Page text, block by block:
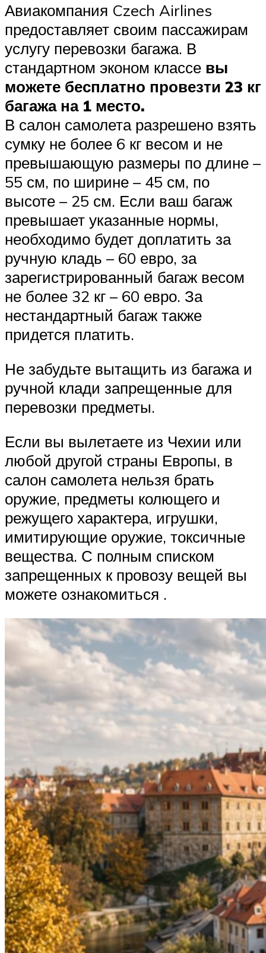
Авиакомпания Czech Airlines
предоставляет своим пассажирам
услугу перевозки багажа. В
стандартном эконом классе вы
можете бесплатно провезти 23 кг
багажа на 1 место.
В салон самолета разрешено взять
сумку не более 6 кг весом и не
превышающую размеры по длине –
55 см, по ширине – 45 см, по
высоте – 25 см. Если ваш багаж
превышает указанные нормы,
необходимо будет доплатить за
ручную кладь – 60 евро, за
зарегистрированный багаж весом
не более 32 кг – 60 евро. За
нестандартный багаж также
придется платить.
Не забудьте вытащить из багажа и
ручной клади запрещенные для
перевозки предметы.
Если вы вылетаете из Чехии или
любой другой страны Европы, в
салон самолета нельзя брать
оружие, предметы колющего и
режущего характера, игрушки,
имитирующие оружие, токсичные
вещества. С полным списком
запрещенных к провозу вещей вы
можете ознакомиться .